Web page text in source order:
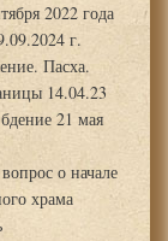
2022 года
г.
Пасха.
14.04.23
21 мая
о начале
храма